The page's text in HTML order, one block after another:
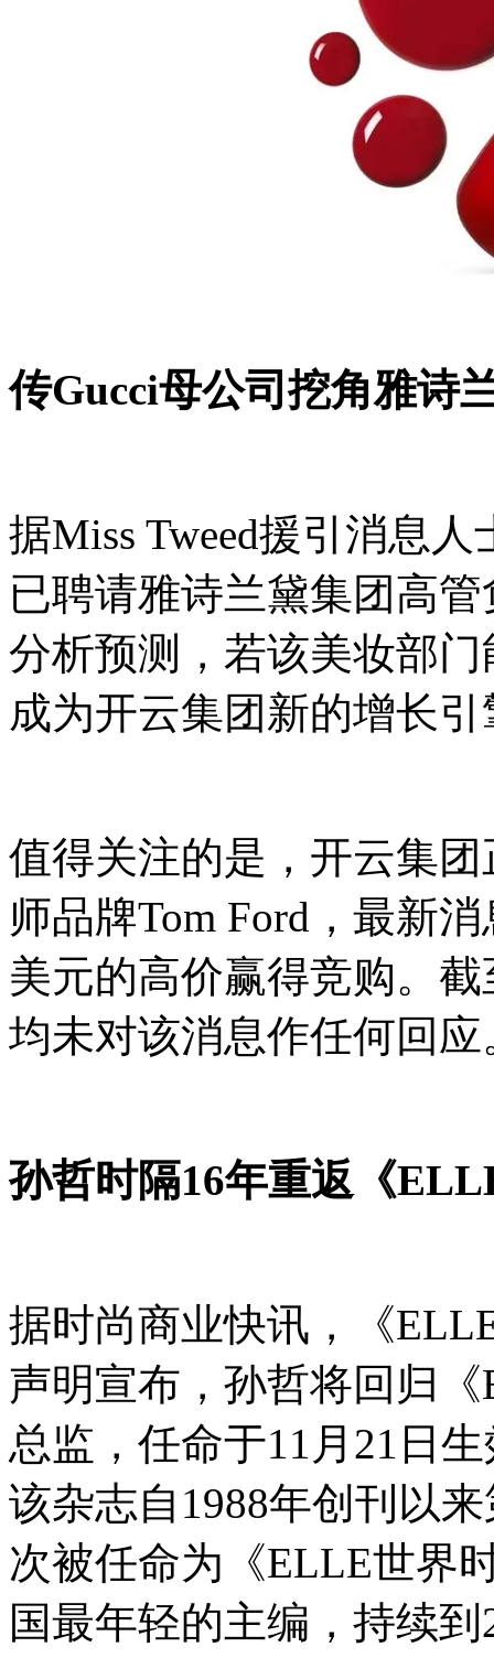
传Gucci母公司挖角雅诗
据Miss Tweed援引消息
已聘请雅诗兰黛集团高
分析预测，若该美妆部
成为开云集团新的增长
值得关注的是，开云集
师品牌Tom Ford，最新
美元的高价赢得竞购。
均未对该消息作任何回应
孙哲时隔16年重返《
据时尚商业快讯，《
声明宣布，孙哲将回归
总监，任命于11月21日
该杂志自1988年创刊以
次被任命为《ELLE世界
国最年轻的主编，持续到